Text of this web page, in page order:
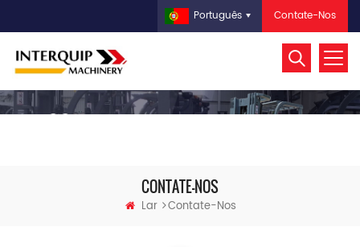
Contate-Nos
Português
CONTATE-NOS
Lar Contate-Nos